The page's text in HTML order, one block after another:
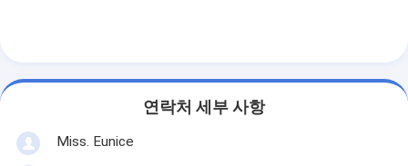
연락처 세부 사항
Miss. Eunice